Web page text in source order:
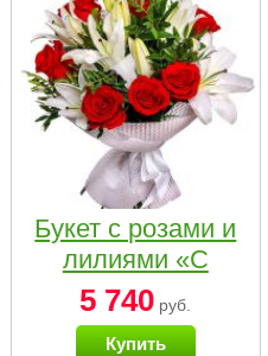
Букет с розами и
лилиями «С
наилучшими
пожеланиями»
5 740 руб.
Купить